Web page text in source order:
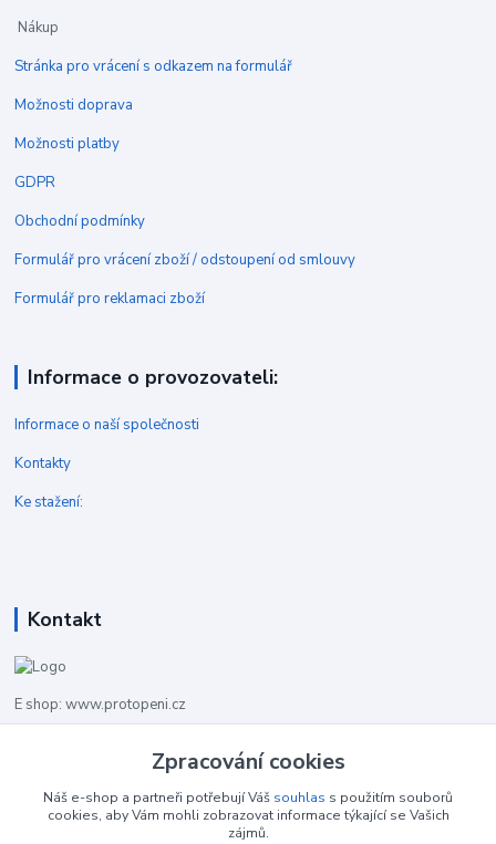
Nákup
Stránka pro vrácení s odkazem na formulář
Možnosti doprava
Možnosti platby
GDPR
Obchodní podmínky
Formulář pro vrácení zboží / odstoupení od smlouvy
Formulář pro reklamaci zboží
Informace o provozovateli:
Informace o naší společnosti
Kontakty
Ke stažení:
Kontakt
E shop: www.protopeni.cz
+420 483 710 226
info@protopeni.cz
Zpracování cookies
Náš e-shop a partneři potřebují Váš souhlas s použitím souborů
cookies, aby Vám mohli zobrazovat informace týkající se Vašich
zájmů.